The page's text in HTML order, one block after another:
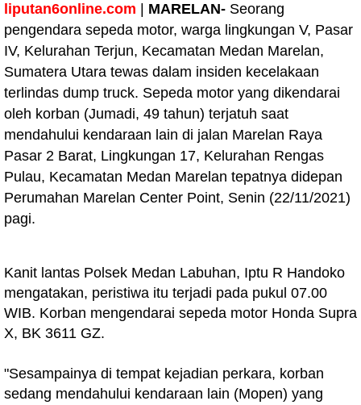
liputan6online.com MARELAN- Seorang
pengendara sepeda motor, warga lingkungan V, Pasar
IV, Kelurahan Terjun, Kecamatan Medan Marelan,
Sumatera Utara tewas dalam insiden kecelakaan
terlindas dump truck. Sepeda motor yang dikendarai
oleh korban (Jumadi, 49 tahun) terjatuh saat
mendahului kendaraan lain di jalan Marelan Raya
Pasar 2 Barat, Lingkungan 17, Kelurahan Rengas
Pulau, Kecamatan Medan Marelan tepatnya didepan
Perumahan Marelan Center Point, Senin (22/11/2021)
pagi.
Kanit lantas Polsek Medan Labuhan, Iptu R Handoko
mengatakan, peristiwa itu terjadi pada pukul 07.00
WIB. Korban mengendarai sepeda motor Honda Supra
X, BK 3611 GZ.
"Sesampainya di tempat kejadian perkara, korban
sedang mendahului kendaraan lain (Mopen) yang